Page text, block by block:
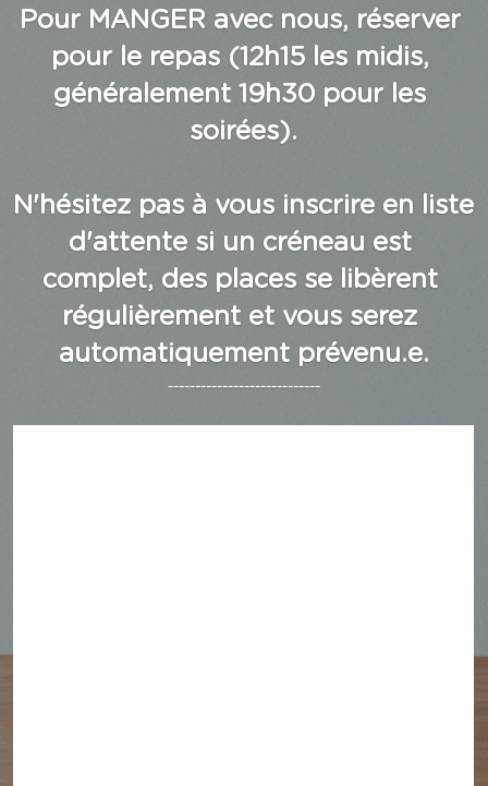
Pour MANGER avec nous, réserver
pour le repas (12h15 les midis,
généralement 19h30 pour les
soirées).
N'hésitez pas à vous inscrire en liste
d'attente si un créneau est
complet, des places se libèrent
régulièrement et vous serez
automatiquement prévenu.e.
----------------------------